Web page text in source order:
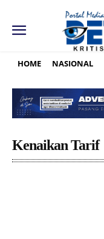
HOME NASIONAL
Kenaikan Tarif